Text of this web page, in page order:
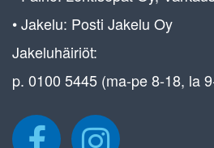
• Jakelu: Posti Jakelu Oy
Jakeluhäiriöt:
p. 0100 5445 (ma-pe 8-18, la